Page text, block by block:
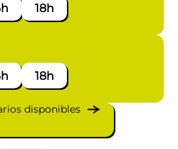
18h
18h
disponibles